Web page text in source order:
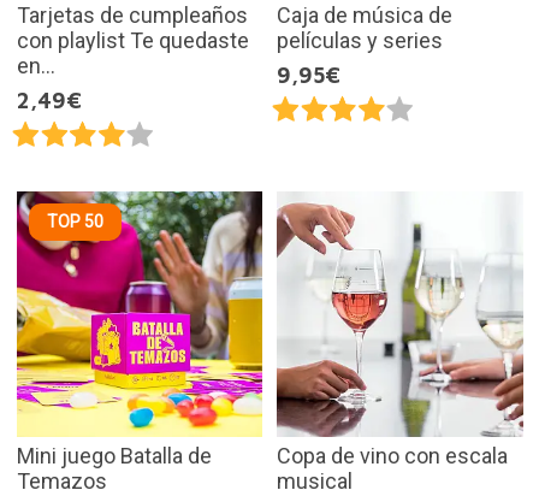
Tarjetas de cumpleaños
con playlist Te quedaste
en...
2,49€
Caja de música de
películas y series
9,95€
TOP 50
Mini juego Batalla de
Temazos
Copa de vino con escala
musical